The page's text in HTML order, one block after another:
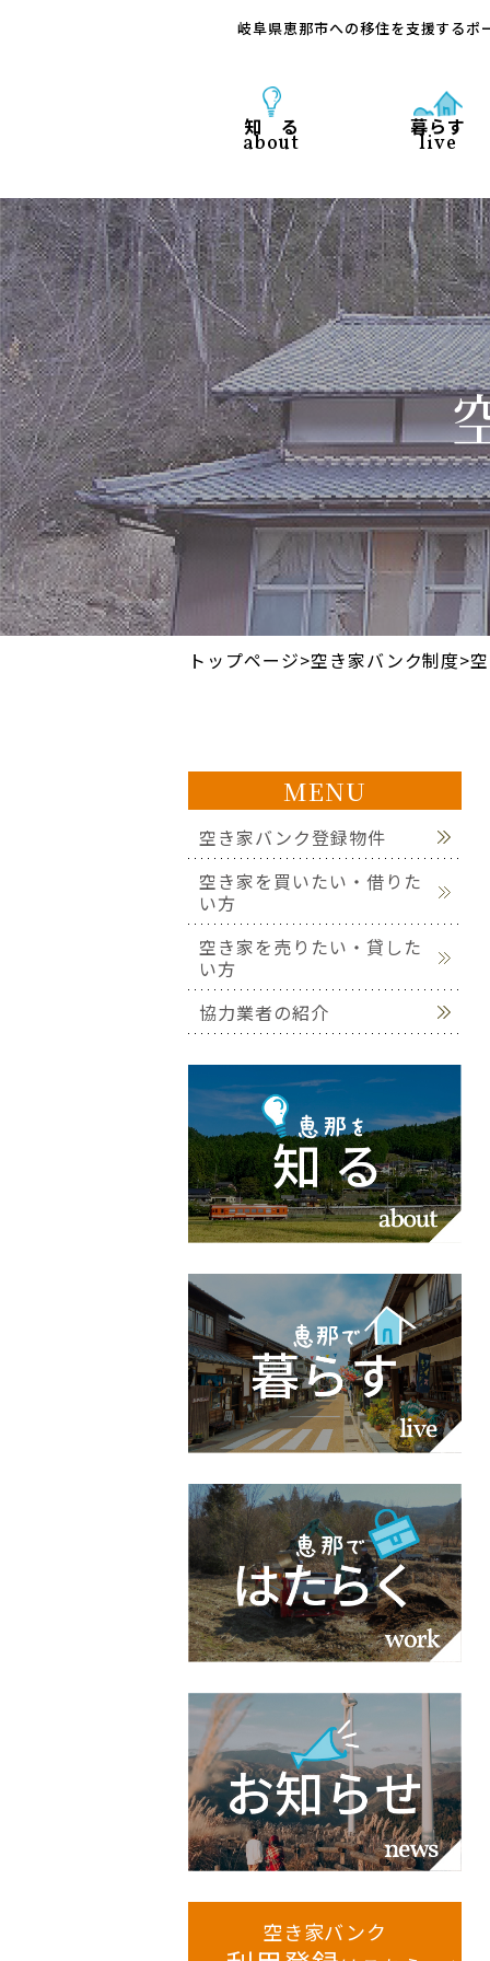
岐阜県恵那市への移住を支援するポ
知 る
about
暮らす
live
トップページ>空き家バンク制度>
MENU
空き家バンク登録物件
空き家を買いたい・借りた
い方
空き家を売りたい・貸した
い方
協力業者の紹介
空き家バンク